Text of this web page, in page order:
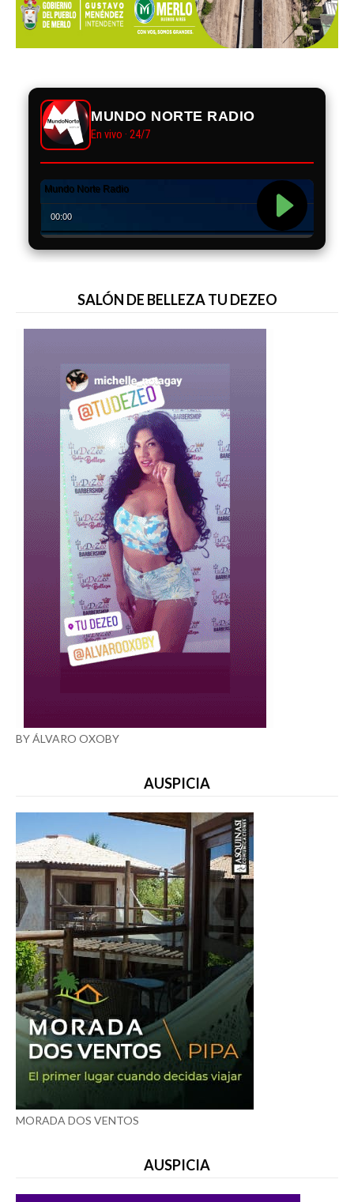
MUNDO NORTE RADIO
En vivo · 24/7
SALÓN DE BELLEZA TU DEZEO
BY ÁLVARO OXOBY
AUSPICIA
MORADA DOS VENTOS
AUSPICIA